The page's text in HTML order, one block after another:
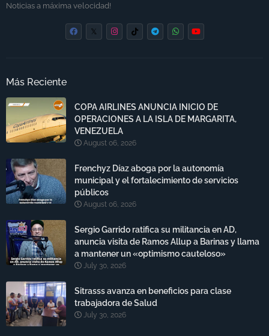
Noticias a máxima velocidad!
Más Reciente
COPA AIRLINES ANUNCIA INICIO DE
OPERACIONES A LA ISLA DE MARGARITA,
VENEZUELA
August 06, 2026
Frenchyz Díaz aboga por la autonomía
municipal y el fortalecimiento de servicios
públicos
August 06, 2026
Sergio Garrido ratifica su militancia en AD,
anuncia visita de Ramos Allup a Barinas y llama
a mantener un «optimismo cauteloso»
July 30, 2026
Sitrasss avanza en beneficios para clase
trabajadora de Salud
July 30, 2026